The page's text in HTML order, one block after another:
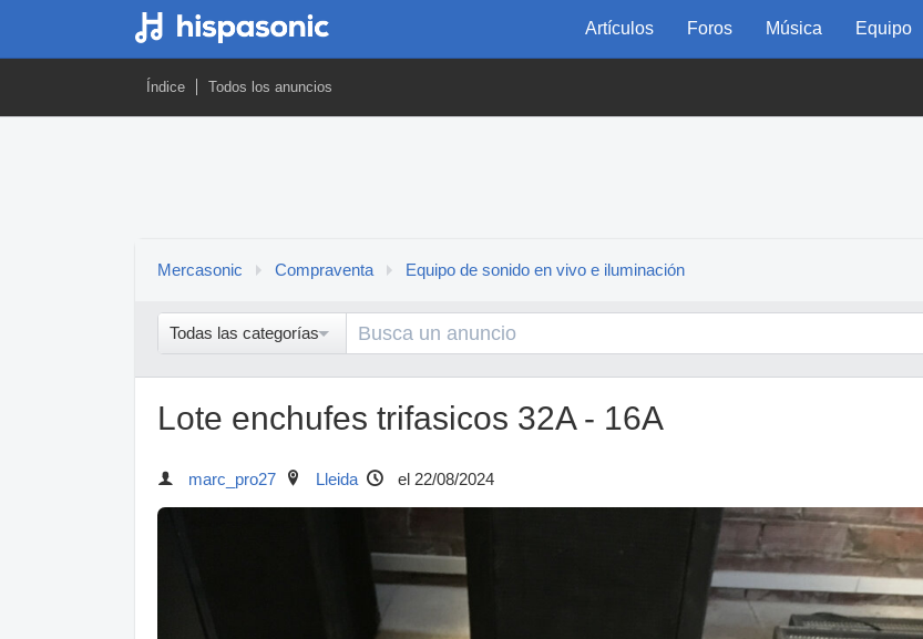
Artículos Foros Música Equipo
Índice Todos los anuncios
Mercasonic Compraventa Equipo de sonido en vivo e iluminación
Todas las categorías
Lote enchufes trifasicos 32A - 16A
marc_pro27 Lleida el 22/08/2024